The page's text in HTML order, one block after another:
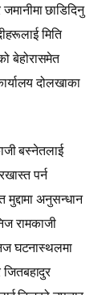
छाडिदिनु
मिति
बेहोरासमेत
दोलखाका
बस्नेतलाई
पर्न
अनुसन्धान
रामकाजी
घटनास्थलमा